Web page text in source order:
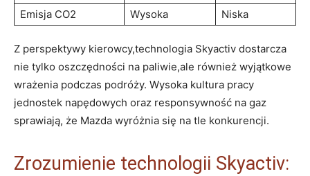
Emisja CO2 Wysoka Niska
Z ⁢perspektywy kierowcy,technologia Skyactiv dostarcza
nie tylko oszczędności na‌ paliwie,ale również wyjątkowe
wrażenia podczas podróży. ‌Wysoka kultura pracy
jednostek ‍napędowych oraz ⁣responsywność​ na⁢ gaz‌
sprawiają, że Mazda wyróżnia⁣ się‍ na ‌tle konkurencji.
Zrozumienie technologii ​Skyactiv: